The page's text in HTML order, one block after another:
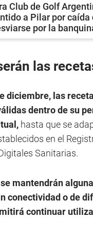
Club de Golf
a Pilar por caída
por la
las
diciembre, las
dentro de su
hasta que se
en el
Sanitarias.
se mantendrán
conectividad o de
continuar